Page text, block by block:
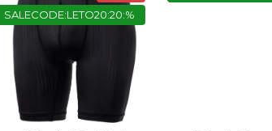
SALECODE:LETO20:20:%